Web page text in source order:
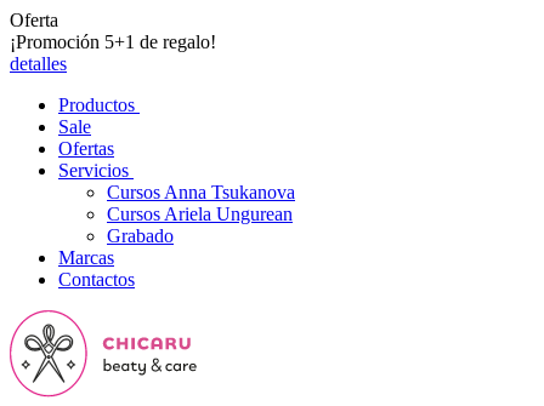
Oferta
¡Promoción 5+1 de regalo!
detalles
Productos
Sale
Ofertas
Servicios
Cursos Anna Tsukanova
Cursos Ariela Ungurean
Grabado
Marcas
Contactos